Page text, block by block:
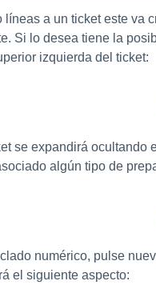
a un ticket este va
Si lo desea tiene la
izquierda del ticket:
se expandirá ocultando
algún tipo de
numérico, pulse
el siguiente aspecto: